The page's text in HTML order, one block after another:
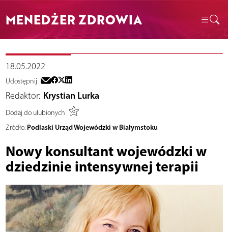
MENEDŻER ZDROWIA
18.05.2022
Udostępnij
Redaktor: Krystian Lurka
Dodaj do ulubionych
Źródło: Podlaski Urząd Wojewódzki w Białymstoku
Nowy konsultant wojewódzki w
dziedzinie intensywnej terapii